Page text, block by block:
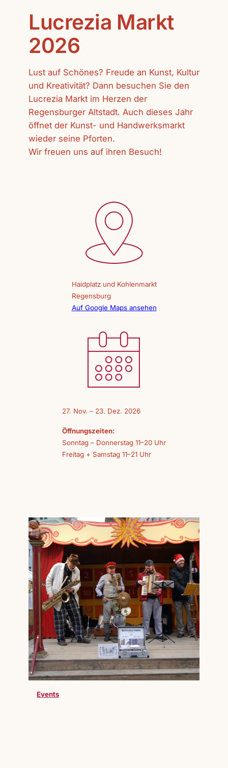
Lucrezia Markt
2026
Lust auf Schönes? Freude an Kunst, Kultur
und Kreativität? Dann besuchen Sie den
Lucrezia Markt im Herzen der
Regensburger Altstadt. Auch dieses Jahr
öffnet der Kunst- und Handwerksmarkt
wieder seine Pforten.
Wir freuen uns auf ihren Besuch!
Haidplatz und Kohlenmarkt
Regensburg
Auf Google Maps ansehen
27. Nov. – 23. Dez. 2026
Öffnungszeiten:
Sonntag – Donnerstag 11–20 Uhr
Freitag + Samstag 11–21 Uhr
Events